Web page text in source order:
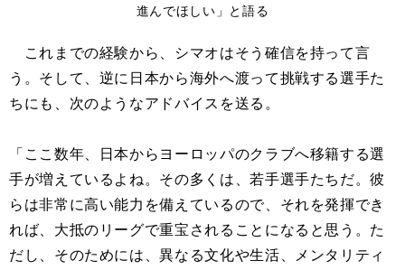
進んでほしい」と語る
これまでの経験から、シマオはそう確信を持って言
う。そして、逆に日本から海外へ渡って挑戦する選手た
ちにも、次のようなアドバイスを送る。
「ここ数年、日本からヨーロッパのクラブへ移籍する選
手が増えているよね。その多くは、若手選手たちだ。彼
らは非常に高い能力を備えているので、それを発揮でき
れば、大抵のリーグで重宝されることになると思う。た
だし、そのためには、異なる文化や生活、メンタリティ